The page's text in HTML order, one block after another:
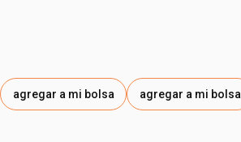
agregar a mi bolsa agregar a mi bolsa